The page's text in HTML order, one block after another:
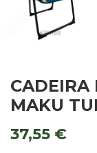
CADEIRA
MAKU
37,55 €